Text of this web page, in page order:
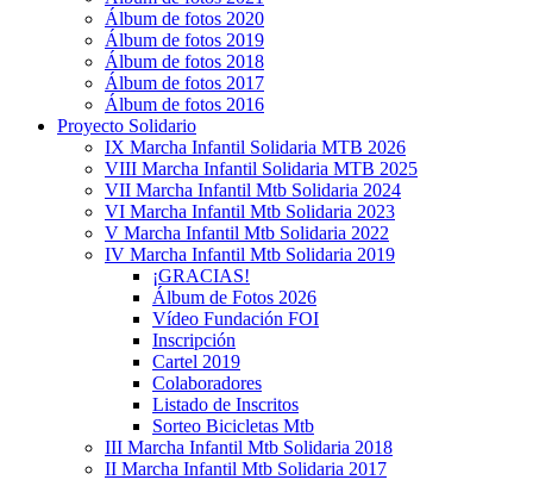
Álbum de fotos 2020
Álbum de fotos 2019
Álbum de fotos 2018
Álbum de fotos 2017
Álbum de fotos 2016
Proyecto Solidario
IX Marcha Infantil Solidaria MTB 2026
VIII Marcha Infantil Solidaria MTB 2025
VII Marcha Infantil Mtb Solidaria 2024
VI Marcha Infantil Mtb Solidaria 2023
V Marcha Infantil Mtb Solidaria 2022
IV Marcha Infantil Mtb Solidaria 2019
¡GRACIAS!
Álbum de Fotos 2026
Vídeo Fundación FOI
Inscripción
Cartel 2019
Colaboradores
Listado de Inscritos
Sorteo Bicicletas Mtb
III Marcha Infantil Mtb Solidaria 2018
II Marcha Infantil Mtb Solidaria 2017